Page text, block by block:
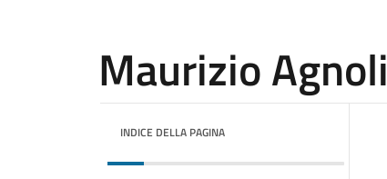
Maurizio Agnoli
INDICE DELLA PAGINA